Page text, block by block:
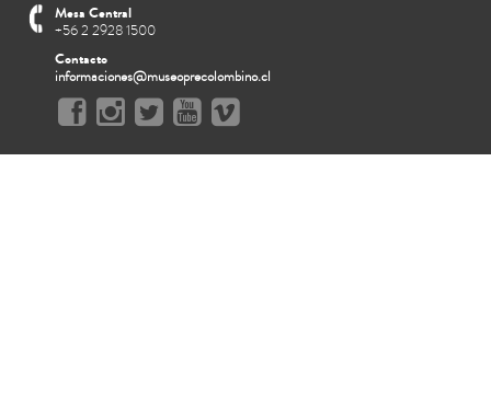
Mesa Central
+56 2 2928 1500
Contacto
informaciones@museoprecolombino.cl